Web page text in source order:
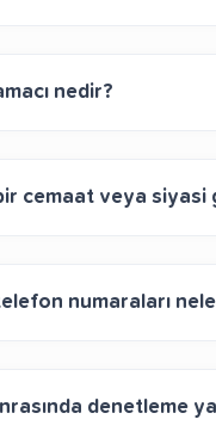
nedir?
cemaat veya siyasi
numaraları
denetleme